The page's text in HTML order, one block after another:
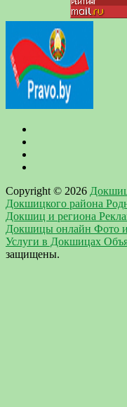
Copyright © 2026
Докшицкого района
Докшиц и региона
Докшицы онлайн Фото
Услуги в Докшицах
защищены.